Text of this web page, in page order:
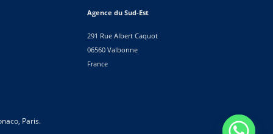
Agence du Sud-Est
291 Rue Albert Caquot
06560 Valbonne
France
Paris.